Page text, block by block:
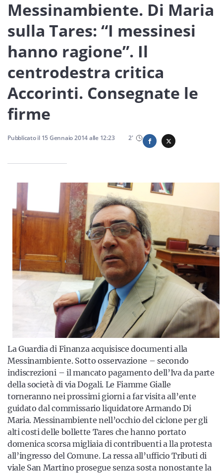
Servizi
nostra newsletter
Iscriviti
Messinambiente. Di Maria
sulla Tares: “I messinesi
hanno ragione”. Il
centrodestra critica
Accorinti. Consegnate le
firme
Pubblicato il 15 Gennaio 2014alle 12:23 2'
La Guardia di Finanza acquisisce documenti alla
Messinambiente. Sotto osservazione – secondo
indiscrezioni – il mancato pagamento dell’Iva da parte
della società di via Dogali. Le Fiamme Gialle
torneranno nei prossimi giorni a far visita all’ente
guidato dal commissario liquidatore Armando Di
Maria. Messinambiente nell’occhio del ciclone per gli
alti costi delle bollette Tares che hanno portato
domenica scorsa migliaia di contribuenti a lla protesta
all’ingresso del Comune. La ressa all’ufficio Tributi di
viale San Martino prosegue senza sosta nonostante la